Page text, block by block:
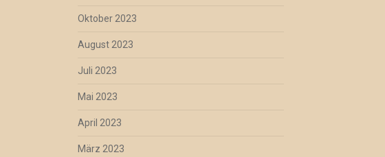
Oktober 2023
August 2023
Juli 2023
Mai 2023
April 2023
März 2023